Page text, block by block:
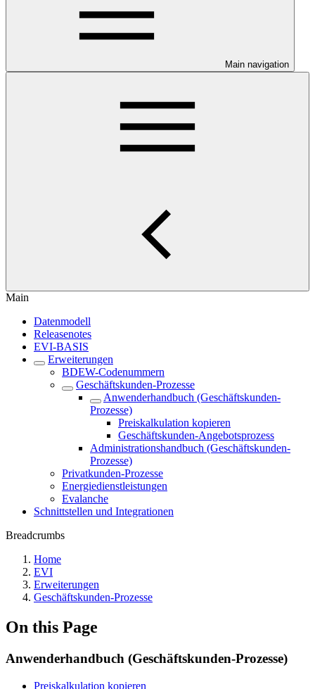
Main navigation
Main
Datenmodell
Releasenotes
EVI-BASIS
Erweiterungen
BDEW-Codenummern
Geschäftskunden-Prozesse
Anwenderhandbuch (Geschäftskunden-
Prozesse)
Preiskalkulation kopieren
Geschäftskunden-Angebotsprozess
Administrationshandbuch (Geschäftskunden-
Prozesse)
Privatkunden-Prozesse
Energiedienstleistungen
Evalanche
Schnittstellen und Integrationen
Breadcrumbs
Home
EVI
Erweiterungen
Geschäftskunden-Prozesse
On this Page
Anwenderhandbuch (Geschäftskunden-Prozesse)
Preiskalkulation kopieren